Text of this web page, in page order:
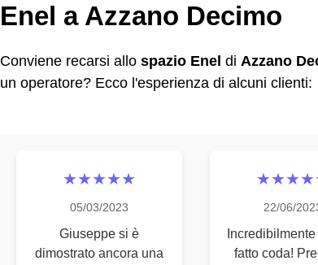
Enel a Azzano Decimo
Conviene recarsi allo spazio Enel di Azzano
un operatore? Ecco l'esperienza di alcuni clienti:
★★★★★
05/03/2023
Giuseppe si è
dimostrato ancora una
22/06/
fatto coda!